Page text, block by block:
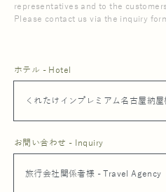
representatives and to the
Please contact us via the inquiry
ホテル - Hotel
お問い合わせ - Inquiry